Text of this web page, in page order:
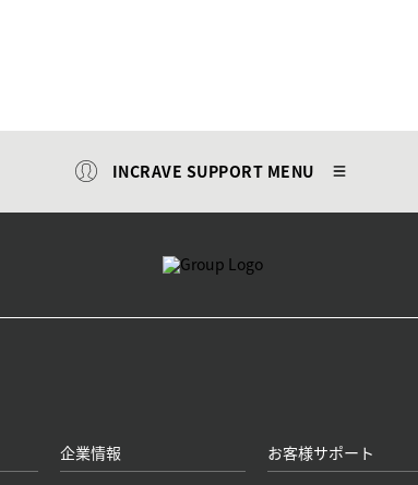
INCRAVE SUPPORT MENU
企業情報 お客様サポート